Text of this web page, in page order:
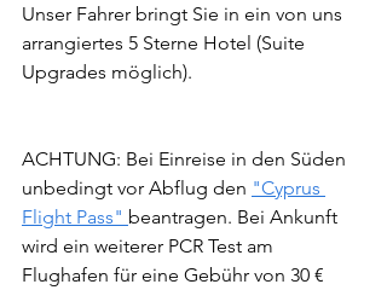
Unser Fahrer bringt Sie in ein von uns
arrangiertes 5 Sterne Hotel (Suite
Upgrades möglich).
ACHTUNG: Bei Einreise in den Süden
unbedingt vor Abflug den "Cyprus
Flight Pass" beantragen. Bei Ankunft
wird ein weiterer PCR Test am
Flughafen für eine Gebühr von 30 €